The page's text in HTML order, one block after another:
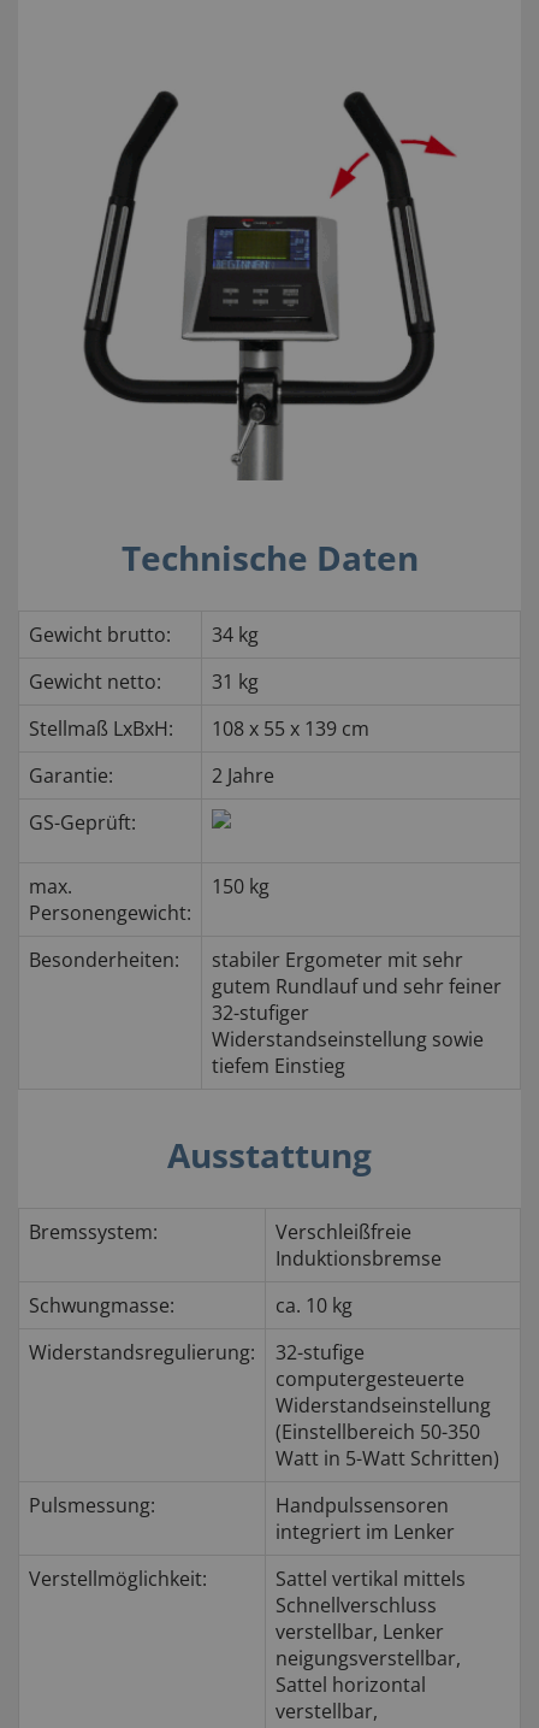
Technische Daten
Gewicht brutto:
34 kg
Gewicht netto:
31 kg
Stellmaß LxBxH:
108 x 55 x 139 cm
Garantie:
2 Jahre
GS-Geprüft:
max.
Personengewicht:
150 kg
Besonderheiten:
stabiler Ergometer mit sehr
gutem Rundlauf und sehr feiner
32-stufiger
Widerstandseinstellung sowie
tiefem Einstieg
Ausstattung
Bremssystem:
Verschleißfreie
Induktionsbremse
Schwungmasse:
ca. 10 kg
Widerstandsregulierung:
32-stufige
computergesteuerte
Widerstandseinstellung
(Einstellbereich 50-350
Watt in 5-Watt Schritten)
Pulsmessung:
Handpulssensoren
integriert im Lenker
Verstellmöglichkeit:
Sattel vertikal mittels
Schnellverschluss
verstellbar, Lenker
neigungsverstellbar,
Sattel horizontal
verstellbar,